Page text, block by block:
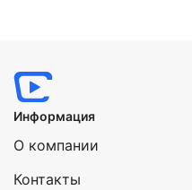
Информация
О компании
Контакты